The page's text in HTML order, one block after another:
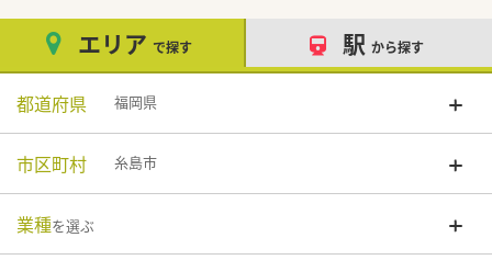
エリア で探す 駅 から探す
都道府県 福岡県
市区町村 糸島市
業種を選ぶ